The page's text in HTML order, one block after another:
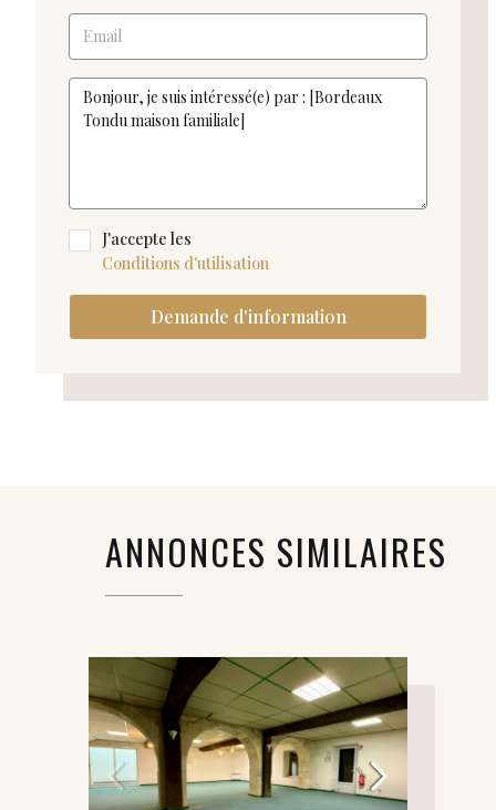
J'accepte les
Conditions d'utilisation
Demande d'information
ANNONCES SIMILAIRES